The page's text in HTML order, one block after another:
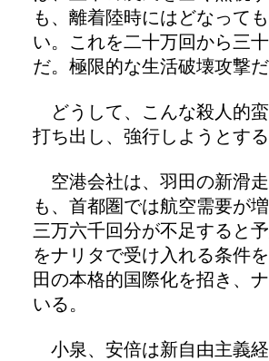
も、離着陸時にはどなって
い。これを二十万回から三
だ。極限的な生活破壊攻撃
どうして、こんな殺人的
打ち出し、強行しようとす
空港会社は、羽田の新滑
も、首都圏では航空需要が
三万六千回分が不足すると
をナリタで受け入れる条件
田の本格的国際化を招き、
いる。
小泉、安倍は新自由主義